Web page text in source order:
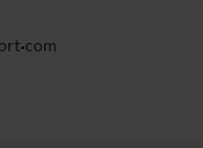
com